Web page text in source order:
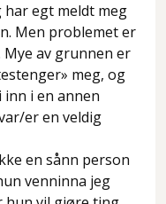
har egt meldt meg
Men problemet er
av grunnen er
meg, og
inn i en annen
er en veldig
en sånn person
venninna jeg